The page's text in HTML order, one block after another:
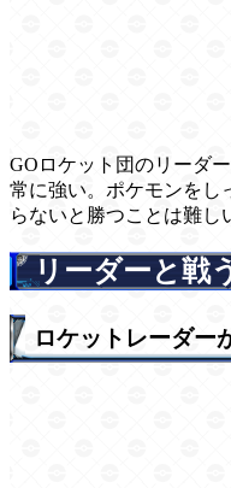
GOロケット団のリーダ
常に強い。ポケモンをし
らないと勝つことは難し
リーダーと戦
ロケットレーダー